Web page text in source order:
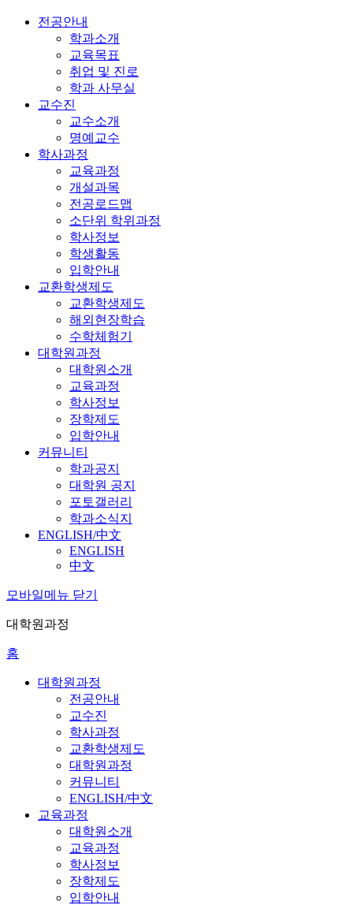
전공안내
학과소개
교육목표
취업 및 진로
학과 사무실
교수진
교수소개
명예교수
학사과정
교육과정
개설과목
전공로드맵
소단위 학위과정
학사정보
학생활동
입학안내
교환학생제도
교환학생제도
해외현장학습
수학체험기
대학원과정
대학원소개
교육과정
학사정보
장학제도
입학안내
커뮤니티
학과공지
대학원 공지
포토갤러리
학과소식지
ENGLISH/中文
ENGLISH
中文
모바일메뉴 닫기
대학원과정
홈
대학원과정
전공안내
교수진
학사과정
교환학생제도
대학원과정
커뮤니티
ENGLISH/中文
교육과정
대학원소개
교육과정
학사정보
장학제도
입학안내